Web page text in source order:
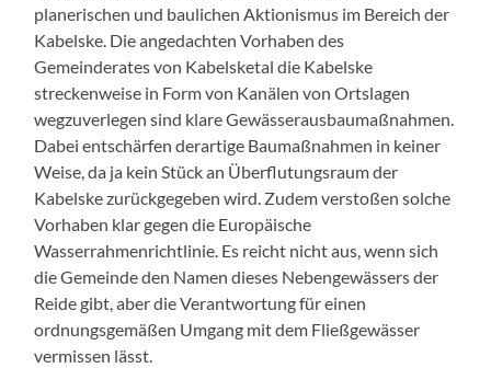
planerischen und baulichen Aktionismus im Bereich der
Kabelske. Die angedachten Vorhaben des
Gemeinderates von Kabelsketal die Kabelske
streckenweise in Form von Kanälen von Ortslagen
wegzuverlegen sind klare Gewässerausbaumaßnahmen.
Dabei entschärfen derartige Baumaßnahmen in keiner
Weise, da ja kein Stück an Überflutungsraum der
Kabelske zurückgegeben wird. Zudem verstoßen solche
Vorhaben klar gegen die Europäische
Wasserrahmenrichtlinie. Es reicht nicht aus, wenn sich
die Gemeinde den Namen dieses Nebengewässers der
Reide gibt, aber die Verantwortung für einen
ordnungsgemäßen Umgang mit dem Fließgewässer
vermissen lässt.